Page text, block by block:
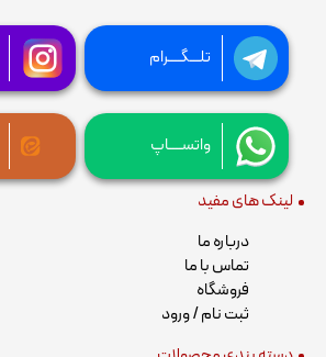
تلـــگــــرام
واتســــاپ
لینک های مفید
درباره ما
تماس با ما
فروشگاه
ثبت نام / ورود